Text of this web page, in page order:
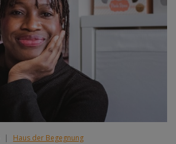
| Haus der Begegnung